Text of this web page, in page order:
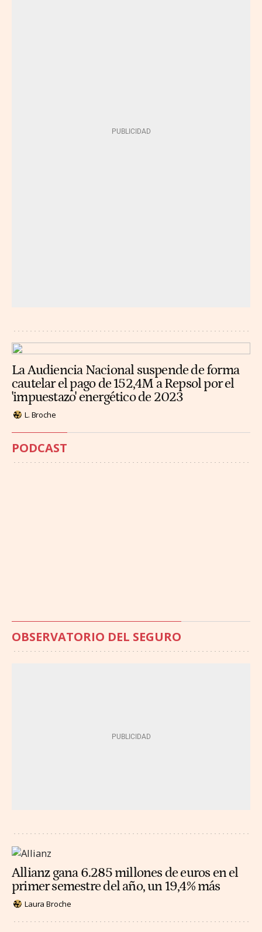
La Audiencia Nacional suspende de forma
cautelar el pago de 152,4M a Repsol por el
'impuestazo' energético de 2023
L. Broche
PODCAST
OBSERVATORIO DEL SEGURO
Allianz gana 6.285 millones de euros en el
primer semestre del año, un 19,4% más
Laura Broche